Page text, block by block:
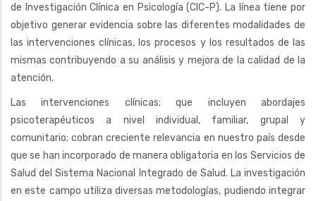
de Investigación Clínica en Psicología (CIC-P). La línea tiene por
objetivo generar evidencia sobre las diferentes modalidades de
las intervenciones clínicas, los procesos y los resultados de las
mismas contribuyendo a su análisis y mejora de la calidad de la
atención.
Las intervenciones clínicas; que incluyen abordajes
psicoterapéuticos a nivel individual, familiar, grupal y
comunitario; cobran creciente relevancia en nuestro país desde
que se han incorporado de manera obligatoria en los Servicios de
Salud del Sistema Nacional Integrado de Salud. La investigación
en este campo utiliza diversas metodologías, pudiendo integrar